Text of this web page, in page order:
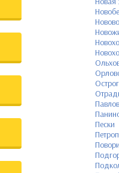
Пески